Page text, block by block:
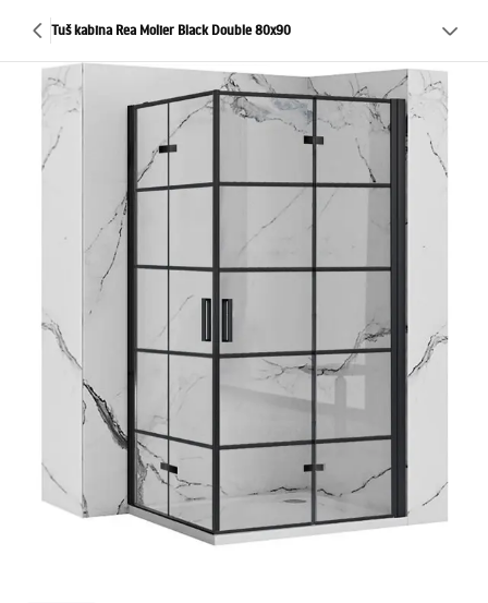
Tuš kabina Rea Molier Black Double 80x90